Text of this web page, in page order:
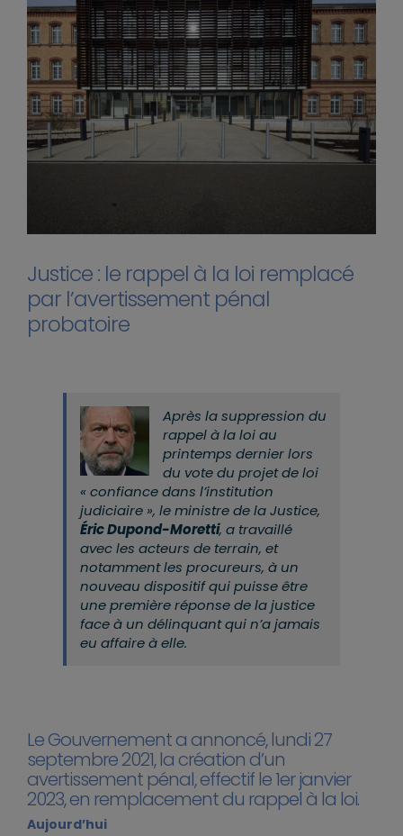
Justice : le rappel à la loi remplacé
par l’avertissement pénal
probatoire
Après la suppression du
rappel à la loi au
printemps dernier lors
du vote du projet de loi
« confiance dans l’institution
judiciaire », le ministre de la Justice,
Éric Dupond-Moretti, a travaillé
avec les acteurs de terrain, et
notamment les procureurs, à un
nouveau dispositif qui puisse être
une première réponse de la justice
face à un délinquant qui n’a jamais
eu affaire à elle.
Le Gouvernement a annoncé, lundi 27
septembre 2021, la création d’un
avertissement pénal, effectif le 1er janvier
2023, en remplacement du rappel à la loi.
Aujourd’hui